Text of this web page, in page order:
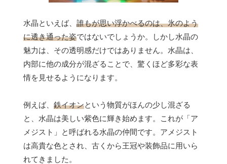
水晶といえば、 誰もが思い浮かべるのは、氷のよう
に透き通った姿ではないでしょうか。しかし水晶の
魅力は、その透明感だけではありません。水晶は、
内部に他の成分が混ざることで、驚くほど多彩な表
情を見せるようになります。
例えば、 鉄イオンという物質がほんの少し混ざる
と、水晶は美しい紫色に輝き始めます。これが「ア
メジスト」と呼ばれる水晶の仲間です。アメジスト
は高貴な色とされ、古くから王冠や装飾品に用いら
れてきました。